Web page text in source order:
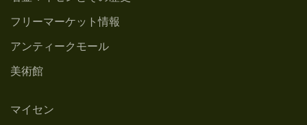
フリーマーケット情報
アンティークモール
美術館
マイセン